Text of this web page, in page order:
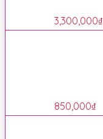
3,300,000₫
850,000₫